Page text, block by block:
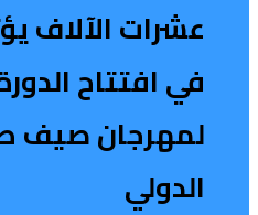
عشرات الآلاف
في افتتاح
لمهرجان صيف
الدولي